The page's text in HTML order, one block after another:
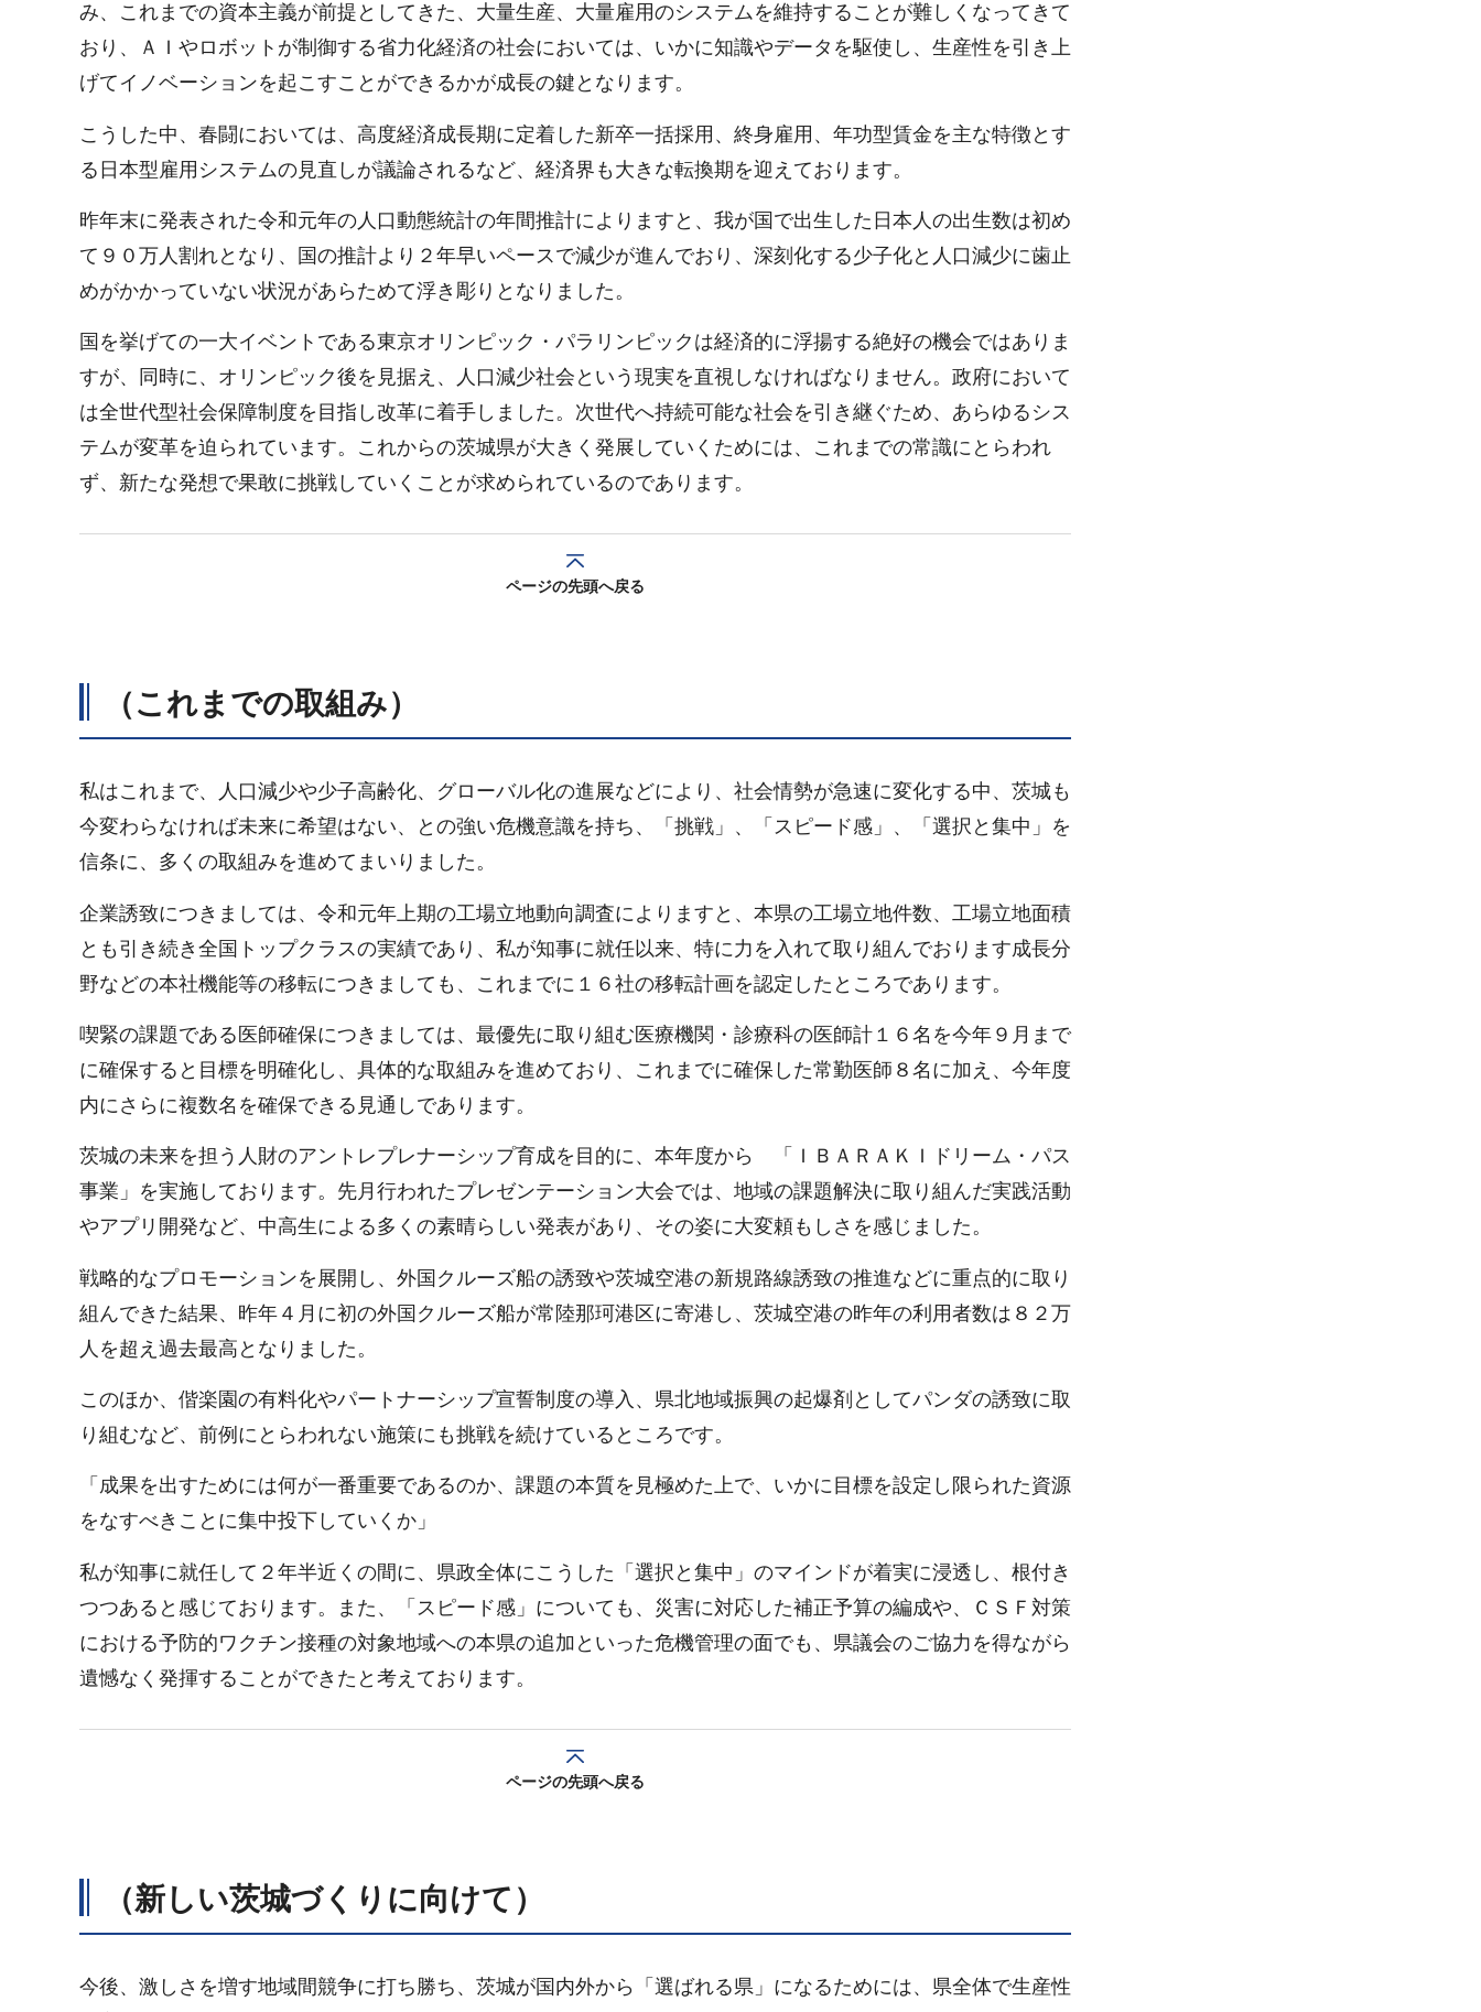
み、これまでの資本主義が前提としてきた、大量生産、大量雇用のシステムを維持することが難しくなってきて
おり、ＡＩやロボットが制御する省力化経済の社会においては、いかに知識やデータを駆使し、生産性を引き上
げてイノベーションを起こすことができるかが成長の鍵となります。
こうした中、春闘においては、高度経済成長期に定着した新卒一括採用、終身雇用、年功型賃金を主な特徴とす
る日本型雇用システムの見直しが議論されるなど、経済界も大きな転換期を迎えております。
昨年末に発表された令和元年の人口動態統計の年間推計によりますと、我が国で出生した日本人の出生数は初め
て９０万人割れとなり、国の推計より２年早いペースで減少が進んでおり、深刻化する少子化と人口減少に歯止
めがかかっていない状況があらためて浮き彫りとなりました。
国を挙げての一大イベントである東京オリンピック・パラリンピックは経済的に浮揚する絶好の機会ではありま
すが、同時に、オリンピック後を見据え、人口減少社会という現実を直視しなければなりません。政府において
は全世代型社会保障制度を目指し改革に着手しました。次世代へ持続可能な社会を引き継ぐため、あらゆるシス
テムが変革を迫られています。これからの茨城県が大きく発展していくためには、これまでの常識にとらわれ
ず、新たな発想で果敢に挑戦していくことが求められているのであります。
ページの先頭へ戻る
（これまでの取組み）
私はこれまで、人口減少や少子高齢化、グローバル化の進展などにより、社会情勢が急速に変化する中、茨城も
今変わらなければ未来に希望はない、との強い危機意識を持ち、「挑戦」、「スピード感」、「選択と集中」を
信条に、多くの取組みを進めてまいりました。
企業誘致につきましては、令和元年上期の工場立地動向調査によりますと、本県の工場立地件数、工場立地面積
とも引き続き全国トップクラスの実績であり、私が知事に就任以来、特に力を入れて取り組んでおります成長分
野などの本社機能等の移転につきましても、これまでに１６社の移転計画を認定したところであります。
喫緊の課題である医師確保につきましては、最優先に取り組む医療機関・診療科の医師計１６名を今年９月まで
に確保すると目標を明確化し、具体的な取組みを進めており、これまでに確保した常勤医師８名に加え、今年度
内にさらに複数名を確保できる見通しであります。
茨城の未来を担う人財のアントレプレナーシップ育成を目的に、本年度から 「ＩＢＡＲＡＫＩドリーム・パス
事業」を実施しております。先月行われたプレゼンテーション大会では、地域の課題解決に取り組んだ実践活動
やアプリ開発など、中高生による多くの素晴らしい発表があり、その姿に大変頼もしさを感じました。
戦略的なプロモーションを展開し、外国クルーズ船の誘致や茨城空港の新規路線誘致の推進などに重点的に取り
組んできた結果、昨年４月に初の外国クルーズ船が常陸那珂港区に寄港し、茨城空港の昨年の利用者数は８２万
人を超え過去最高となりました。
このほか、偕楽園の有料化やパートナーシップ宣誓制度の導入、県北地域振興の起爆剤としてパンダの誘致に取
り組むなど、前例にとらわれない施策にも挑戦を続けているところです。
「成果を出すためには何が一番重要であるのか、課題の本質を見極めた上で、いかに目標を設定し限られた資源
をなすべきことに集中投下していくか」
私が知事に就任して２年半近くの間に、県政全体にこうした「選択と集中」のマインドが着実に浸透し、根付き
つつあると感じております。また、「スピード感」についても、災害に対応した補正予算の編成や、ＣＳＦ対策
における予防的ワクチン接種の対象地域への本県の追加といった危機管理の面でも、県議会のご協力を得ながら
遺憾なく発揮することができたと考えております。
ページの先頭へ戻る
（新しい茨城づくりに向けて）
今後、激しさを増す地域間競争に打ち勝ち、茨城が国内外から「選ばれる県」になるためには、県全体で生産性